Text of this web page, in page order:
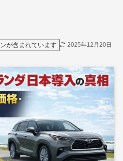
が含まれています 2025年12月20日